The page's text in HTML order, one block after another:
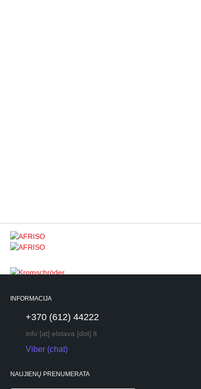
INFORMACIJA
+370 (612) 44222
info [at] elstava [dot] lt
Viber (chat)
NAUJIENŲ PRENUMERATA